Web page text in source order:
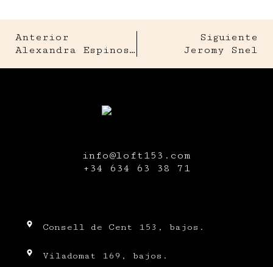
Anterior
Alexandra Espinosa Hortelano
Siguiente
Jeromy Snel
info@loft153.com
+34 634 63 38 71
Consell de Cent 153, bajos.
Viladomat 169, bajos.